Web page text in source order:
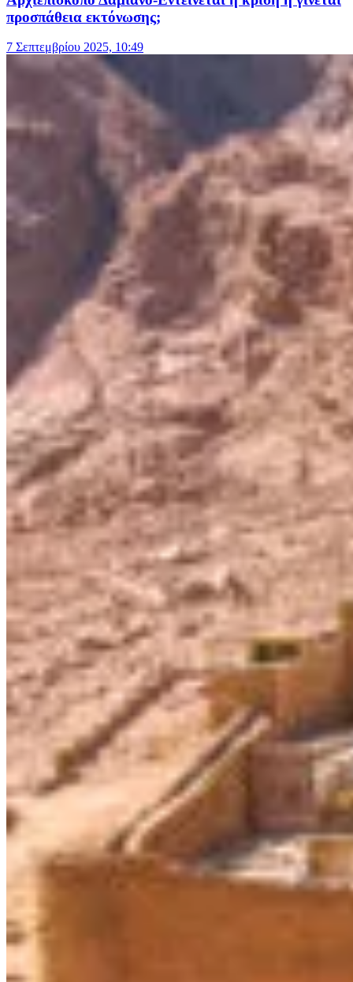
προσπάθεια εκτόνωσης;
7 Σεπτεμβρίου 2025, 10:49